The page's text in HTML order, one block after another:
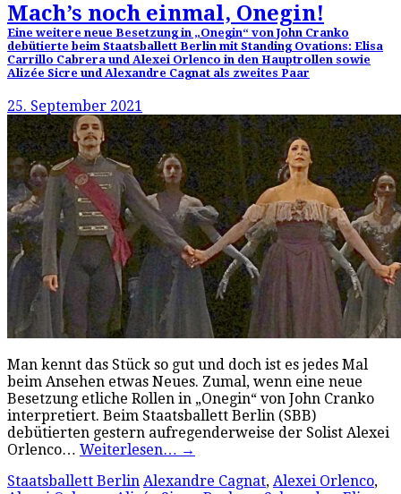
Mach’s noch einmal, Onegin!
Eine weitere neue Besetzung in „Onegin“ von John Cranko
debütierte beim Staatsballett Berlin mit Standing Ovations: Elisa
Carrillo Cabrera und Alexei Orlenco in den Hauptrollen sowie
Alizée Sicre und Alexandre Cagnat als zweites Paar
25. September 2021
Man kennt das Stück so gut und doch ist es jedes Mal
beim Ansehen etwas Neues. Zumal, wenn eine neue
Besetzung etliche Rollen in „Onegin“ von John Cranko
interpretiert. Beim Staatsballett Berlin (SBB)
debütierten gestern aufregenderweise der Solist Alexei
Orlenco… Weiterlesen… →
Staatsballett Berlin Alexandre Cagnat, Alexei Orlenco,